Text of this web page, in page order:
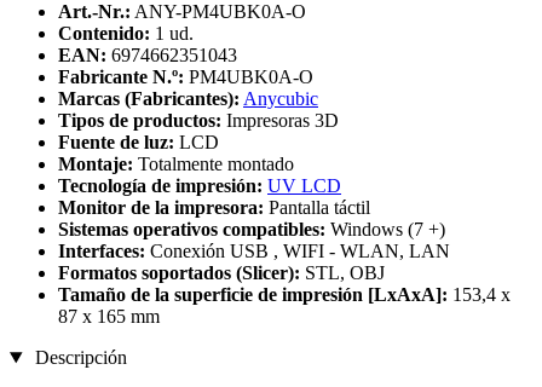
Art.-Nr.: ANY-PM4UBK0A-O
Contenido: 1 ud.
EAN: 6974662351043
Fabricante N.º: PM4UBK0A-O
Marcas (Fabricantes): Anycubic
Tipos de productos: Impresoras 3D
Fuente de luz: LCD
Montaje: Totalmente montado
Tecnología de impresión: UV LCD
Monitor de la impresora: Pantalla táctil
Sistemas operativos compatibles: Windows (7 +)
Interfaces: Conexión USB , WIFI - WLAN, LAN
Formatos soportados (Slicer): STL, OBJ
Tamaño de la superficie de impresión [LxAxA]: 153,4 x
87 x 165 mm
Descripción